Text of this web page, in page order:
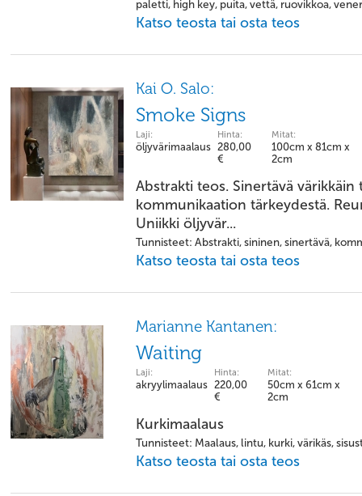
paletti, high key, puita, vettä, ruovikkoa,
Katso teosta tai osta teos
Kai O. Salo:
Smoke Signs
Laji:
öljyvärimaalaus
Hinta:
280,00
€
Mitat:
100cm x 81cm x
2cm
Abstrakti teos. Sinertävä
kommunikaation tärkeydestä.
Uniikki öljyvär...
Tunnisteet: Abstrakti, sininen, sinertävä,
Katso teosta tai osta teos
Marianne Kantanen:
Waiting
Laji:
akryylimaalaus
Hinta:
220,00
€
Mitat:
50cm x 61cm x
2cm
Kurkimaalaus
Tunnisteet: Maalaus, lintu, kurki, värikäs,
Katso teosta tai osta teos